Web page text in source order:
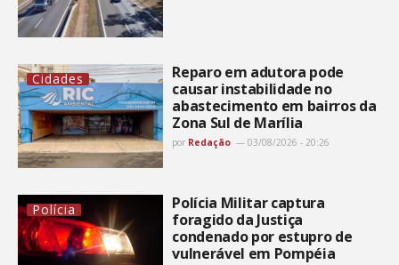
Cidades
Reparo em adutora pode
causar instabilidade no
abastecimento em bairros da
Zona Sul de Marília
por Redação 03/08/2026 - 20:26
Polícia
Polícia Militar captura
foragido da Justiça
condenado por estupro de
vulnerável em Pompéia